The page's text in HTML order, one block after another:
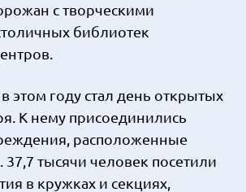
с творческими
библиотек
году стал день открытых
К нему присоединились
расположенные
37,7 тысячи человек посетили
в кружках и секциях,